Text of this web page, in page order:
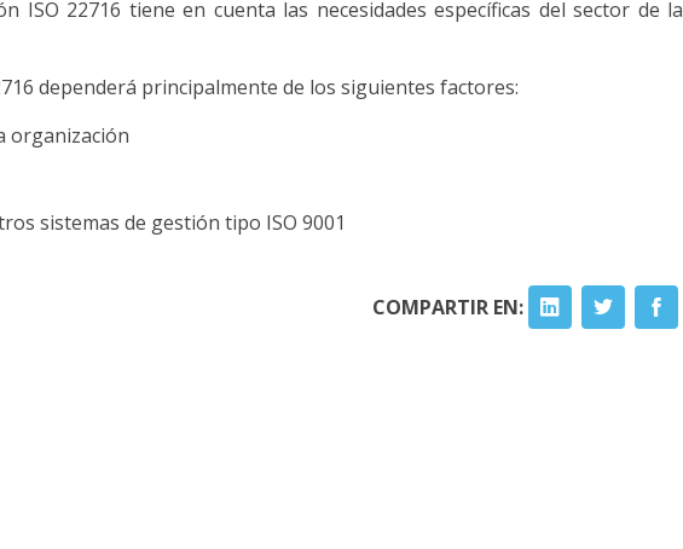
ISO 22716 tiene en cuenta las necesidades específicas del sector de la
dependerá principalmente de los siguientes factores:
organización
sistemas de gestión tipo ISO 9001
COMPARTIR EN: